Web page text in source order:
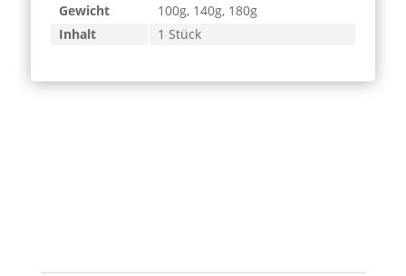
Gewicht
100g, 140g, 180g
Inhalt
1 Stück